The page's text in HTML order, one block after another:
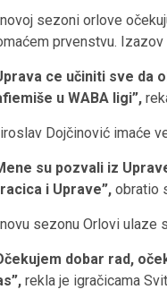
sezoni orlove
prvenstvu.
ce učiniti sve da
u WABA ligi”,
Dojčinović imaće
su pozvali iz
i Uprave”, obratio
sezonu Orlovi ulaze
dobar rad,
rekla je igračicama